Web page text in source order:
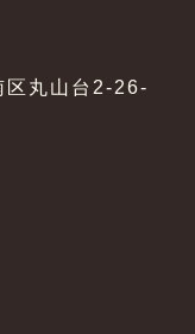
区丸山台2-26-